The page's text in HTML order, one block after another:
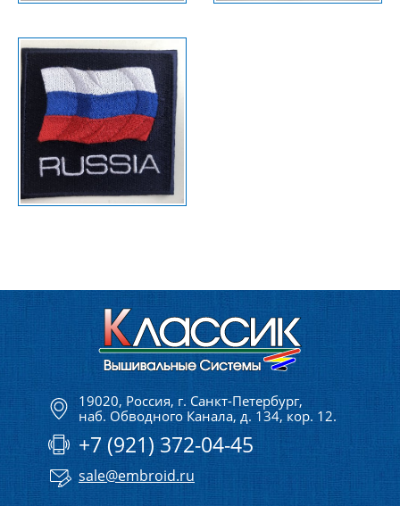
19020, Россия, г. Санкт-Петербург,
наб. Обводного Канала, д. 134, кор. 12
+7 (921) 372-04-45
sale@embroid.ru